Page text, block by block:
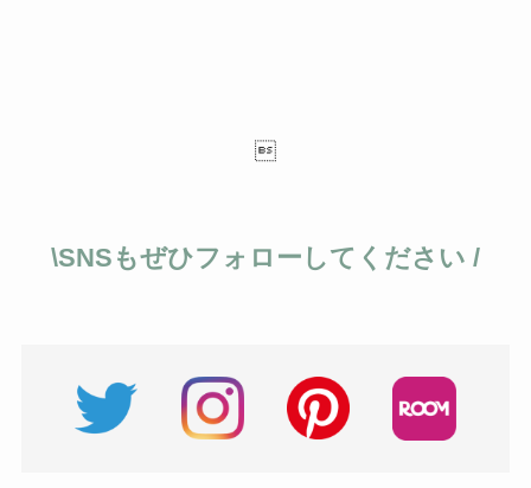

\SNSもぜひフォローしてください /